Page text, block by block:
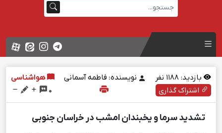
بازدید: نفر نویسنده: فاطمه آسمانی
هواشناسی
اشتراک گذاری
0
تشدید سرما و یخبندان امشب در خراسان جنوبی